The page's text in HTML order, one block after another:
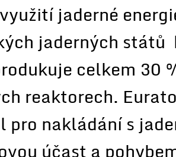
jaderné
jaderných
celkem 30
reaktorech.
pro nakládání s
účast a